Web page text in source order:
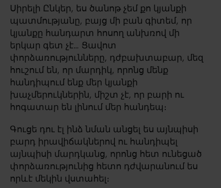
Սիրելի Ընկեր, ես ծանոթ չեմ քո կյանքի
պատմությանը, բայց մի բան գիտեմ, որ
կյանքը հանդարտ հոսող անխռով մի
երկար գետ չէ… Ցավոտ
փորձառությունները, դժբախտաբար, մեզ
հուշում են, որ մարդիկ, որոնց մենք
հանդիպում ենք մեր կյանքի
խաչմերուկներին, միշտ չէ, որ բարի ու
հոգատար են լինում մեր հանդեպ։
Գուցե դու էլ ինձ նման անցել ես այնպիսի
բարդ իրավիճակներով ու հանդիպել
այնպիսի մարդկանց, որոնց հետ ունեցած
փորձառությունից հետո դժվարանում ես
որևէ մեկին վստահել։